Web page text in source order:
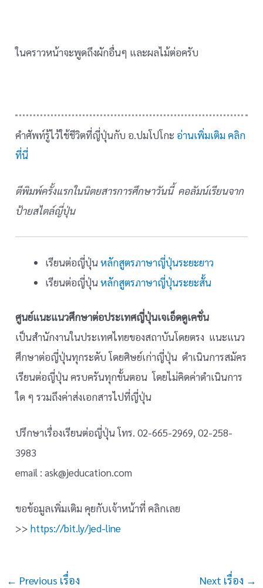
ในคราวหน้าจะพูดถึงผักอื่นๆ และผลไม้ต่อครับ
คำศัพท์รู้ไว้ใช้ชีวิตที่ญี่ปุ่นกับ อ.ปมโปโกะอ่านเพิ่มเติม คลิก
ที่นี่
ตีพิมพ์ครั้งแรกในนิตยสารการศึกษาวันนี้ คอลัมน์เรียนจาก
ป้ายสไตล์ญี่ปุ่น
เรียนต่อญี่ปุ่นหลักสูตรภาษาญี่ปุ่นระยะยาว
เรียนต่อญี่ปุ่นหลักสูตรภาษาญี่ปุ่นระยะสั้น
ศูนย์แนะแนวศึกษาต่อประเทศญี่ปุ่นเจเอ็ดดูเคชั่น
เป็นสำนักงานในประเทศไทยของสถาบันโดยตรง แนะแนว
ศึกษาต่อญี่ปุ่นทุกระดับ โดยศิษย์เก่าญี่ปุ่น ดำเนินการสมัคร
เรียนต่อญี่ปุ่น ครบครันทุกขั้นตอน โดยไม่คิดค่าดำเนินการ
ใด ๆ รวมถึงค่าส่งเอกสารไปที่ญี่ปุ่น
ปรึกษาเรื่องเรียนต่อญี่ปุ่น โทร. 02-665-2969, 02-258-
3983
email : ask@jeducation.com
ขอข้อมูลเพิ่มเติม คุยกับเจ้าหน้าที่ คลิกเลย
>>https://bit.ly/jed-line
Post
← Previous เรื่อง Next เรื่อง →